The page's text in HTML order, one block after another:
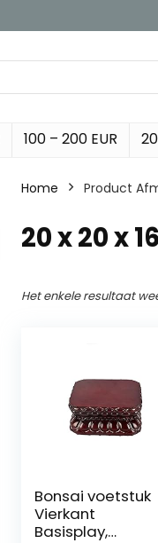
100 – 200 EUR
Home Product
‎20 x 20 x
Het enkele resultaat
Bonsai voetstuk
Vierkant
Basisplay,